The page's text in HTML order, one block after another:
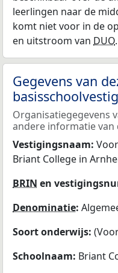
leerlingen naar de
komt niet voor in de
en uitstroom van DUO.
Gegevens van
Organisatiegegevens
andere informatie van
Vestigingsnaam:
Briant College in
BRIN en
Denominatie:
Soort onderwijs:
Schoolnaam: Briant